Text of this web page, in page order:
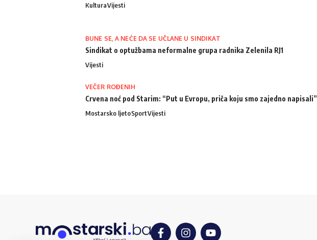
KulturaVijesti
BUNE SE, A NEĆE DA SE UČLANE U SINDIKAT
Sindikat o optužbama neformalne grupa radnika Zelenila RJ1
Vijesti
VEČER ROĐENIH
Crvena noć pod Starim: “Put u Evropu, priča koju smo zajedno napisali”
Mostarsko ljetoSportVijesti